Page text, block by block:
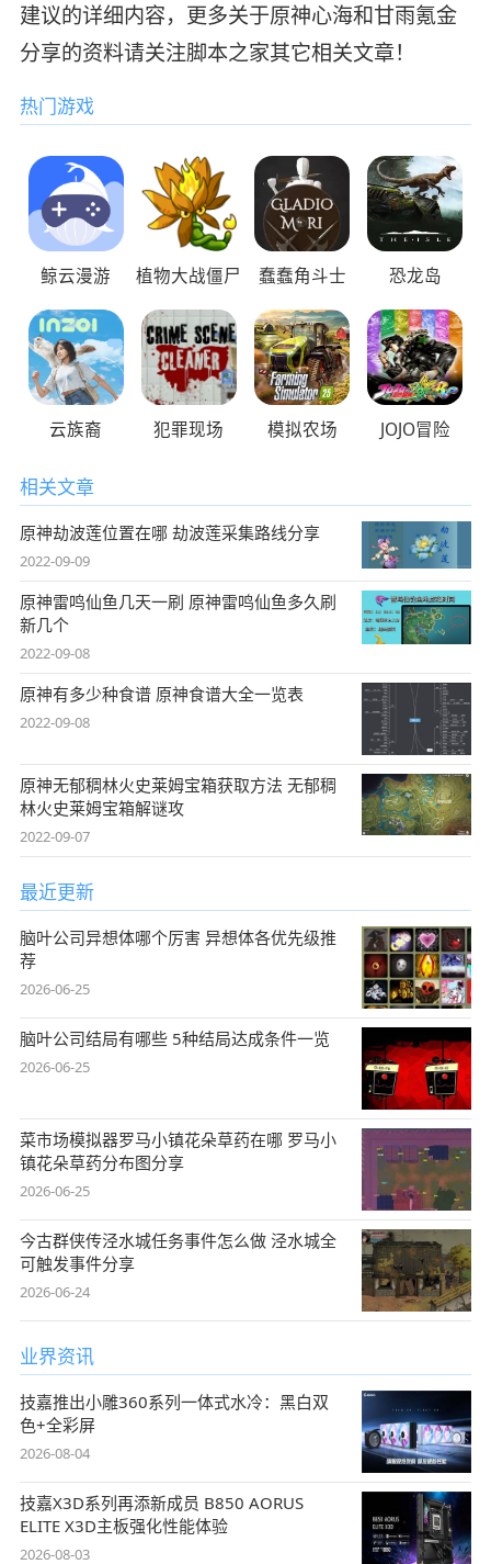
建议的详细内容，更多关于原神心海和甘雨氪金
分享的资料请关注脚本之家其它相关文章！
热门游戏
鲸云漫游 植物大战僵尸 蠢蠢角斗士 恐龙岛
云族裔 犯罪现场 模拟农场 JOJO冒险
相关文章
原神劫波莲位置在哪 劫波莲采集路线分享
2022-09-09
原神雷鸣仙鱼几天一刷 原神雷鸣仙鱼多久刷
新几个
2022-09-08
原神有多少种食谱 原神食谱大全一览表
2022-09-08
原神无郁稠林火史莱姆宝箱获取方法 无郁稠
林火史莱姆宝箱解谜攻
2022-09-07
最近更新
脑叶公司异想体哪个厉害 异想体各优先级推
荐
2026-06-25
脑叶公司结局有哪些 5种结局达成条件一览
2026-06-25
菜市场模拟器罗马小镇花朵草药在哪 罗马小
镇花朵草药分布图分享
2026-06-25
今古群侠传泾水城任务事件怎么做 泾水城全
可触发事件分享
2026-06-24
业界资讯
技嘉推出小雕360系列一体式水冷：黑白双
色+全彩屏
2026-08-04
技嘉X3D系列再添新成员 B850 AORUS
ELITE X3D主板强化性能体验
2026-08-03